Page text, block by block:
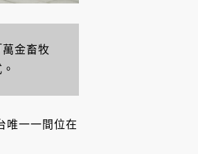
金畜牧
唯一一間位在